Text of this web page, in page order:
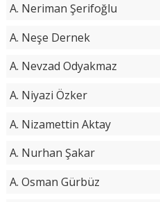
A. Neriman Şerifoğlu
A. Neşe Dernek
A. Nevzad Odyakmaz
A. Niyazi Özker
A. Nizamettin Aktay
A. Nurhan Şakar
A. Osman Gürbüz